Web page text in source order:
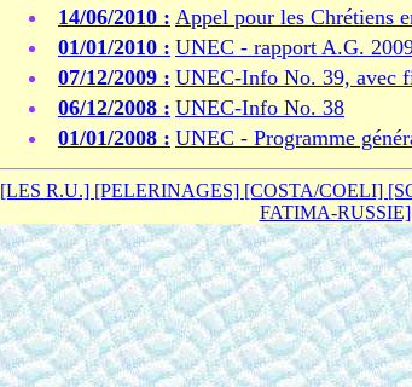
14/06/2010 : Appel pour les Chrétiens
01/01/2010 : UNEC - rapport A.G.
07/12/2009 : UNEC-Info No. 39, avec
06/12/2008 : UNEC-Info No. 38
01/01/2008 : UNEC - Programme
[LES R.U.] [PELERINAGES] [COSTA/COELI]
FATIMA-RUSSIE]